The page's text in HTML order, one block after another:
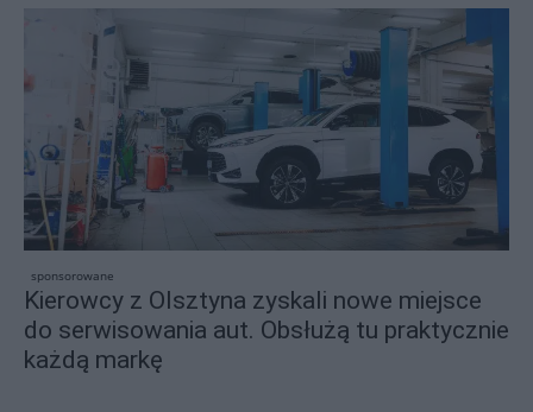
sponsorowane
Kierowcy z Olsztyna zyskali nowe miejsce
do serwisowania aut. Obsłużą tu praktycznie
każdą markę